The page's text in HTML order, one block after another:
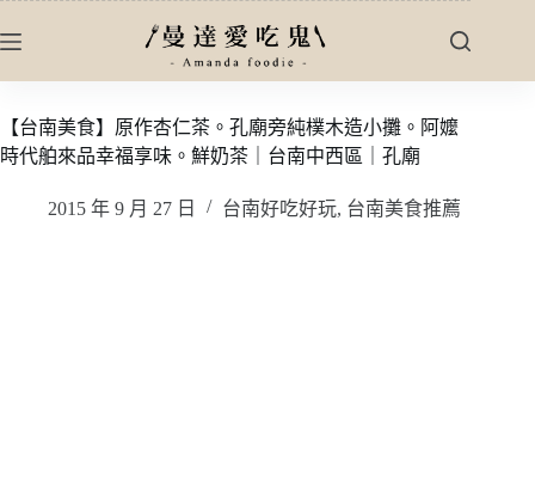
至
內
容
【台南美食】原作杏仁茶。孔廟旁純樸木造小攤。阿嬤
時代舶來品幸福享味。鮮奶茶｜台南中西區｜孔廟
2015 年 9 月 27 日 台南好吃好玩, 台南美食推薦